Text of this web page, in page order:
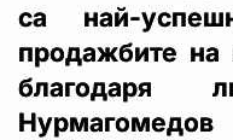
са най-
продажбите
благодаря